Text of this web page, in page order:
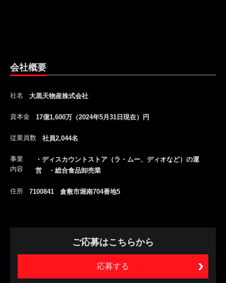
会社概要
社名 大黒天物産株式会社
資本金 17億1,600万（2024年5月31日現在）円
従業員数 社員2,044名
事業
内容
・ディスカウントストア（ラ・ムー、ディオなど）の運
営 ・総合食品卸売業
住所 7100841 倉敷市堀南704番地5
ご応募はこちらから
応募する